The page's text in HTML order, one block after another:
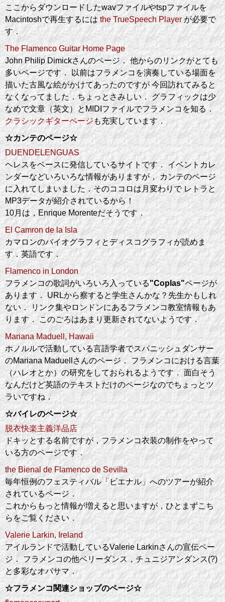
ここからダウンロードしたwavファイルやtspファイルを
Macintoshで再生するには the TrueSpeech Player が必要で
す．
The Flamenco Guitar Home Page
John Philip Dimickさんのページ． 他からのリンクがとても
多いページです． 以前はフラメンコを演奏している場面を
描いた古風な絵がかけてあったのですが 今回訪れてみると
なくなってました．ちょっとさみしい． グラフィックは少
なめで文章（英文）とMIDIファイルでフラメンコを知る．
クラシックギターページ も充実しています．
☆カンテのページ☆
DUENDELENGUAS
ヘレスをベースに発信しているサイトです． イベントカレ
ンダーなどいろいろな情報がありますが， カンテのページ
に入れてしまいました．そのココロは月変わりで レトラと
MP3データが紹介されているから！
10月は，Enrique Morenteだそうです．
El Camron de la Isla
カマロンのバイオグラフィとディスコグラフィが読めま
す．英語です．
Flamenco in London
フラメンコの歌詞がいろいろ入っている"Coplas"ページが
あります． URLから察すると学生さんかな？先生かもしれ
ない． リンク集やロンドンにあるフラメンコ教室情報もあ
ります． このごろはあまり更新されてないようです．
Mariana Maduell, Hawaii
ホノルルで活動している言語学者でスパニッシュダンサー
のMariana Maduellさんのページ． フラメンコにおける言葉
（ハレオとか）の研究をしておられるようです． 面白そう
なんだけど英語のテキストだけのページなのでちょっとツ
ラいですね．
☆バイレのページ☆
脱衣快楽主義洋品店
ドキッとする名前ですが，フラメンコ衣装の制作をやって
いる方のページです．
the Bienal de Flamenco de Sevilla
毎年恒例のフェスティバル「ビエナル」へのツアーが紹介
されているページ．
これからもっと情報が増えると思いますが，ひとまずこち
らをご覧ください．
Valerie Larkin, Ireland
アイルランドで活動しているValerie Larkinさんの宣伝ペー
ジ． フラメンコの他ベリーダンス，チュニジアンダンス(?)
と多彩なオバサマ．
☆フラメンコ関連ショップのページ☆